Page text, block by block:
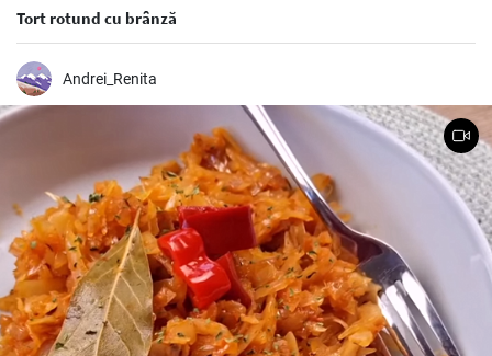
Tort rotund cu brânză
Andrei_Renita